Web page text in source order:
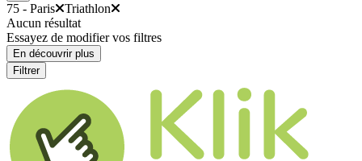
75 - Paris
Triathlon
Aucun résultat
Essayez de modifier vos filtres
En découvrir plus
Filtrer